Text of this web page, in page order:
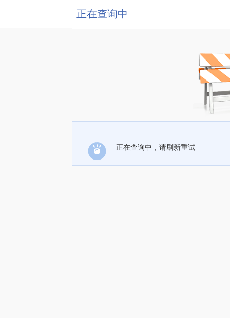
正在查询中
正在查询中，请刷新重试